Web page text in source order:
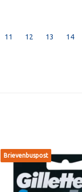
11 12 13 14
Brievenbuspost